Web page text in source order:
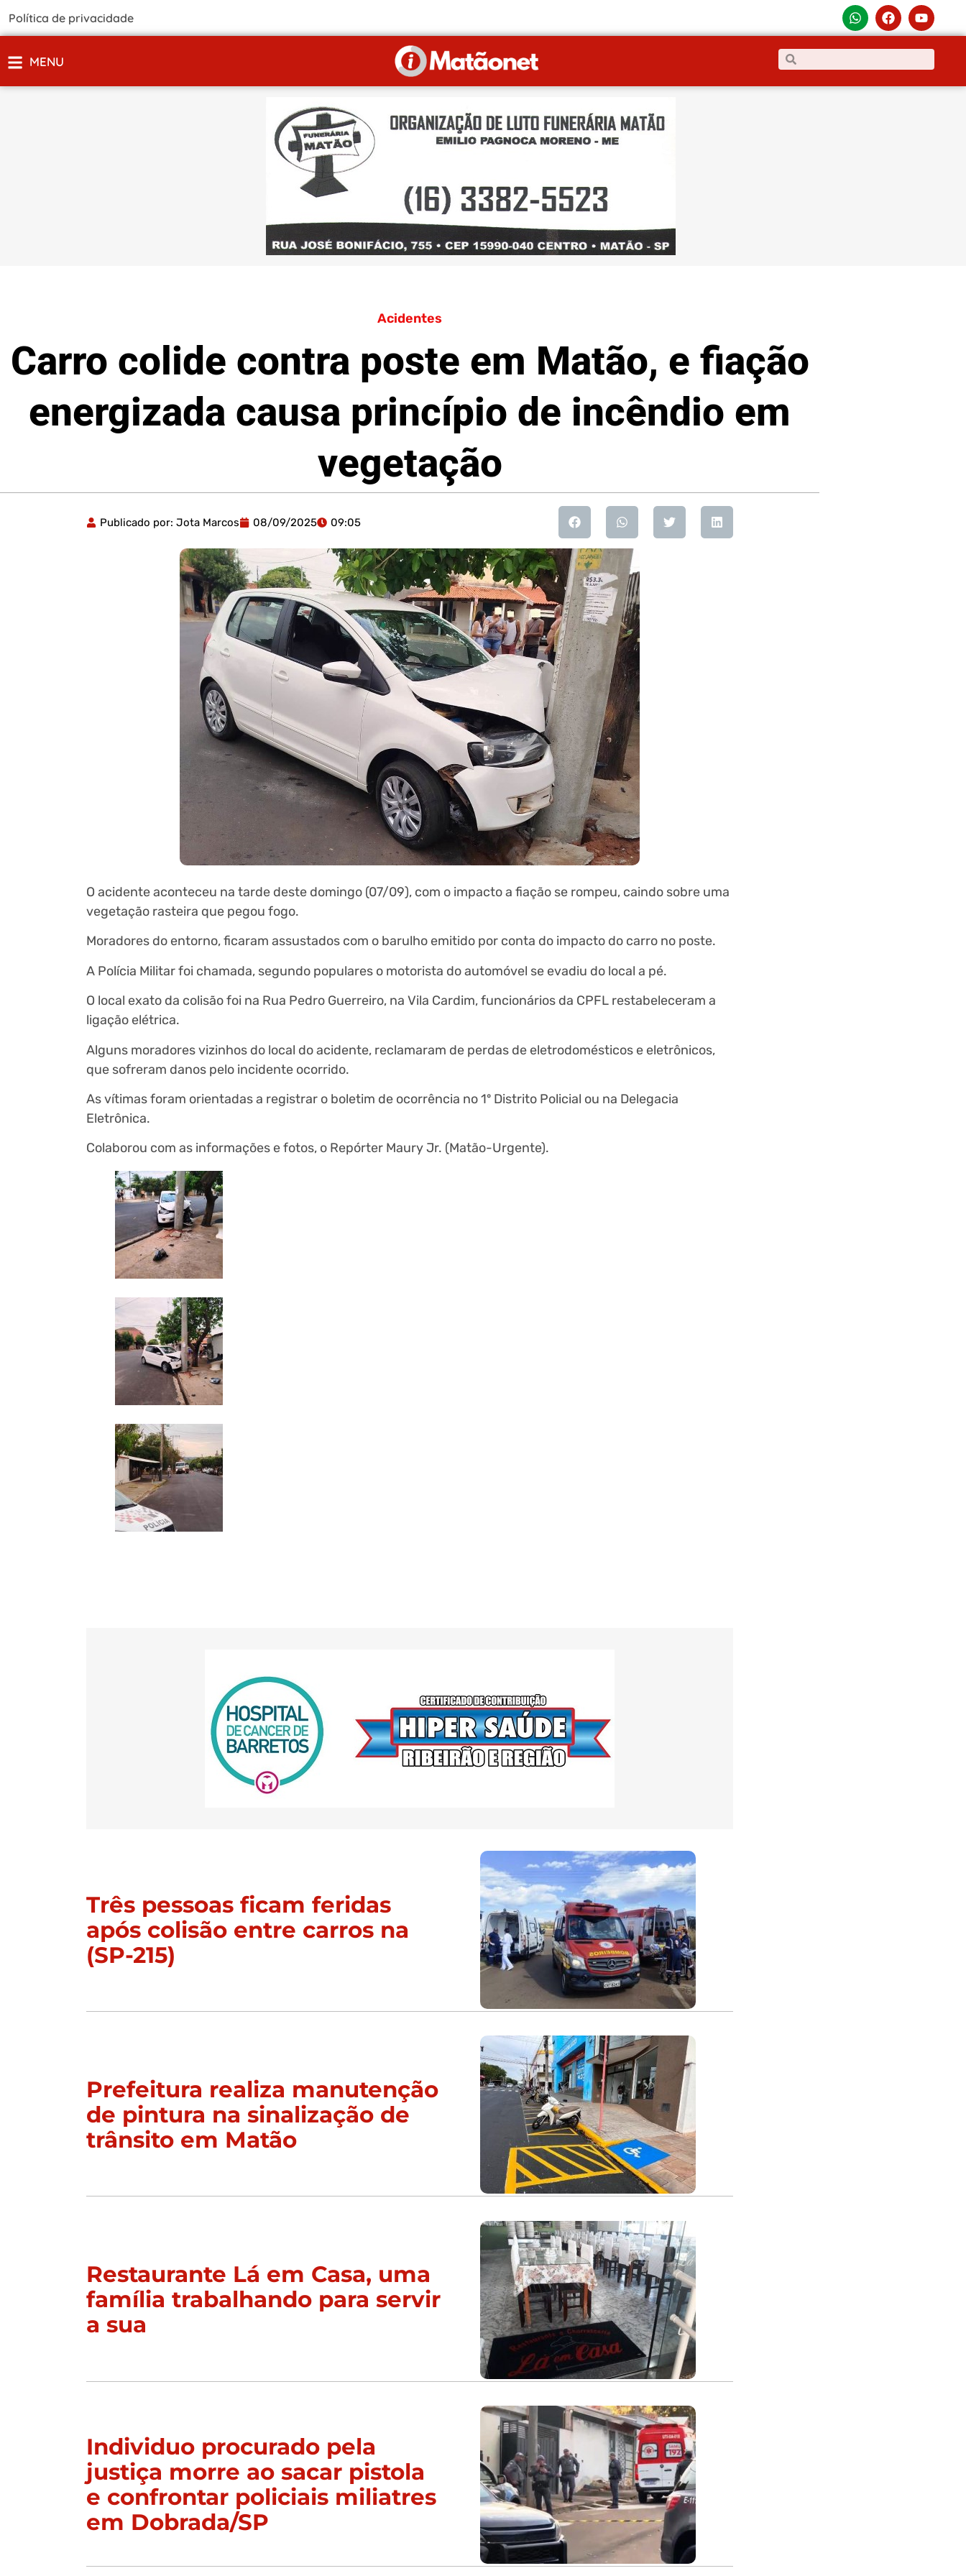
Política de privacidade
MENU
Acidentes
Carro colide contra poste em Matão, e fiação
energizada causa princípio de incêndio em
vegetação
Publicado por: Jota Marcos 08/09/2025 09:05
O acidente aconteceu na tarde deste domingo (07/09), com o impacto a fiação se rompeu, caindo sobre uma
vegetação rasteira que pegou fogo.
Moradores do entorno, ficaram assustados com o barulho emitido por conta do impacto do carro no poste.
A Polícia Militar foi chamada, segundo populares o motorista do automóvel se evadiu do local a pé.
O local exato da colisão foi na Rua Pedro Guerreiro, na Vila Cardim, funcionários da CPFL restabeleceram a
ligação elétrica.
Alguns moradores vizinhos do local do acidente, reclamaram de perdas de eletrodomésticos e eletrônicos,
que sofreram danos pelo incidente ocorrido.
As vítimas foram orientadas a registrar o boletim de ocorrência no 1º Distrito Policial ou na Delegacia
Eletrônica.
Colaborou com as informações e fotos, o Repórter Maury Jr. (Matão-Urgente).
Três pessoas ficam feridas
após colisão entre carros na
(SP-215)
Prefeitura realiza manutenção
de pintura na sinalização de
trânsito em Matão
Restaurante Lá em Casa, uma
família trabalhando para servir
a sua
Individuo procurado pela
justiça morre ao sacar pistola
e confrontar policiais miliatres
em Dobrada/SP